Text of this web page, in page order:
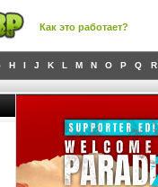
Как это работает?
H I J K L M N O P Q R